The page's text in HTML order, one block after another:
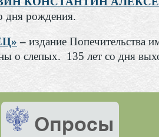
дня рождения.
– издание Попечительства
о слепых. 135 лет со дня